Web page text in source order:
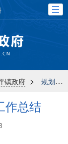
镇政府 > 规划计划
作总结